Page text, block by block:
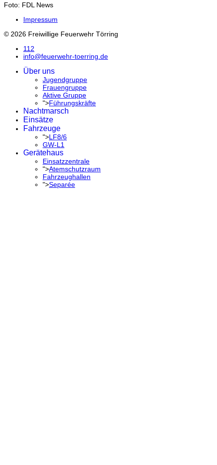
Foto: FDL News
Impressum
© 2026 Freiwillige Feuerwehr Törring
112
info@feuerwehr-toerring.de
Über uns
Jugendgruppe
Frauengruppe
Aktive Gruppe
">Führungskräfte
Nachtmarsch
Einsätze
Fahrzeuge
">LF8/6
GW-L1
Gerätehaus
Einsatzzentrale
">Atemschutzraum
Fahrzeughallen
">Separée